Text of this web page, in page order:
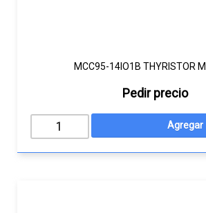
MCC95-14IO1B THYRISTOR
Pedir precio